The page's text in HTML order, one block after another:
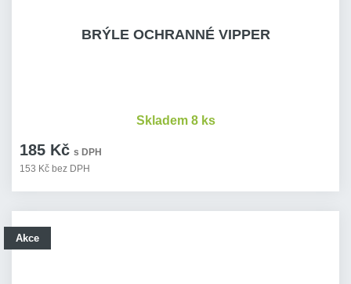
BRÝLE OCHRANNÉ VIPPER
185 Kč s DPH
153 Kč bez DPH
Skladem 8 ks
Akce